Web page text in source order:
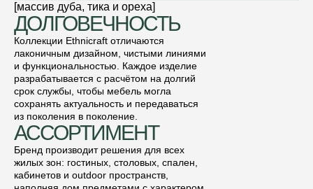
[массив дуба, тика и ореха]
ДОЛГОВЕЧНОСТЬ
Коллекции Ethnicraft отличаются
лаконичным дизайном, чистыми линиями
и функциональностью. Каждое изделие
разрабатывается с расчётом на долгий
срок службы, чтобы мебель могла
сохранять актуальность и передаваться
из поколения в поколение.
АССОРТИМЕНТ
Бренд производит решения для всех
жилых зон: гостиных, столовых, спален,
кабинетов и outdoor пространств,